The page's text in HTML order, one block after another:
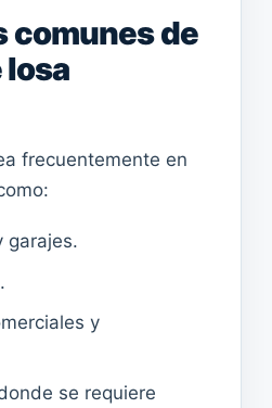
comunes de
frecuentemente en
garajes.
y
se requiere